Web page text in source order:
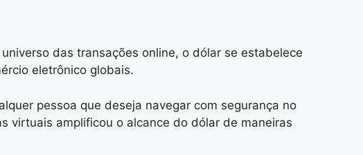
das transações online, o dólar se estabelece
eletrônico globais.
pessoa que deseja navegar com segurança no
virtuais amplificou o alcance do dólar de maneiras